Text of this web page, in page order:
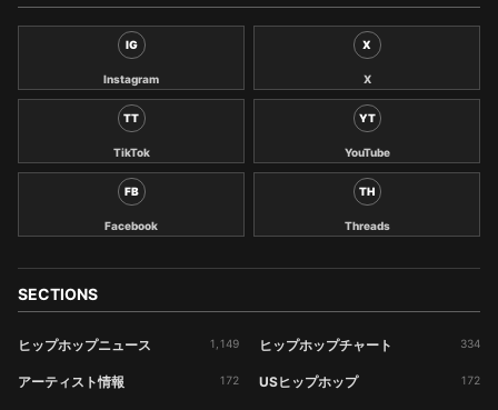
IG
Instagram
X
X
TT
TikTok
YT
YouTube
FB
Facebook
TH
Threads
SECTIONS
ヒップホップニュース 1,149 ヒップホップチャート 334
アーティスト情報 172 USヒップホップ 172